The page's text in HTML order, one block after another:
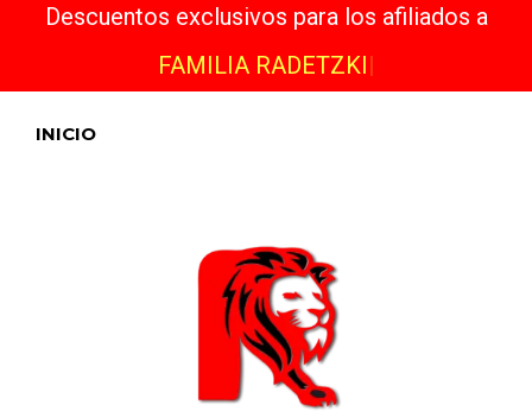
Descuentos exclusivos para los afiliados a
FAMILIA RADETZKI|
INICIO